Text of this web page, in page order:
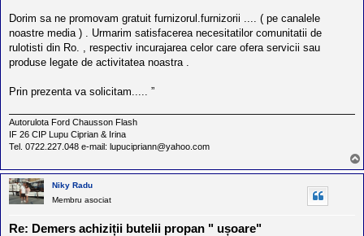
a
Dorim sa ne promovam gratuit furnizorul.furnizorii .... ( pe canalele
noastre media ) . Urmarim satisfacerea necesitatilor comunitatii de
rulotisti din Ro. , respectiv incurajarea celor care ofera servicii sau
produse legate de activitatea noastra .
Prin prezenta va solicitam..... ”
Autorulota Ford Chausson Flash
IF 26 CIP Lupu Ciprian & Irina
Tel. 0722.227.048 e-mail: lupucipriann@yahoo.com
Niky Radu
Membru asociat
Re: Demers achiziții butelii propan " ușoare"